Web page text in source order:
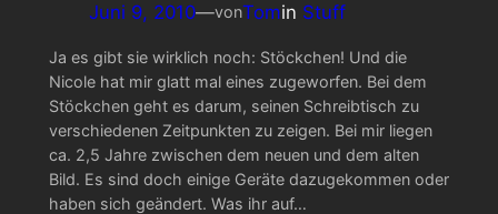
Juni 9, 2010—vonTomin Stuff
Ja es gibt sie wirklich noch: Stöckchen! Und die
Nicole hat mir glatt mal eines zugeworfen. Bei dem
Stöckchen geht es darum, seinen Schreibtisch zu
verschiedenen Zeitpunkten zu zeigen. Bei mir liegen
ca. 2,5 Jahre zwischen dem neuen und dem alten
Bild. Es sind doch einige Geräte dazugekommen oder
haben sich geändert. Was ihr auf…